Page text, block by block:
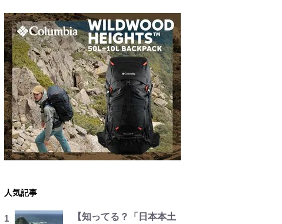
人気記事
【知ってる？「日本本土